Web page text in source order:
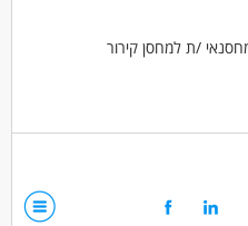
/ת למחסן קירור